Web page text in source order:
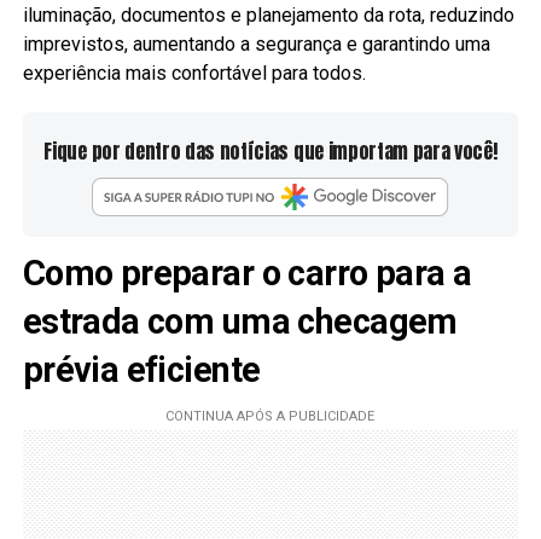
iluminação, documentos e planejamento da rota, reduzindo
imprevistos, aumentando a segurança e garantindo uma
experiência mais confortável para todos.
Fique por dentro das notícias que importam para você!
Como preparar o carro para a
estrada com uma checagem
prévia eficiente